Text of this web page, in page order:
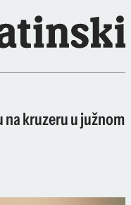
na kruzeru u južnom